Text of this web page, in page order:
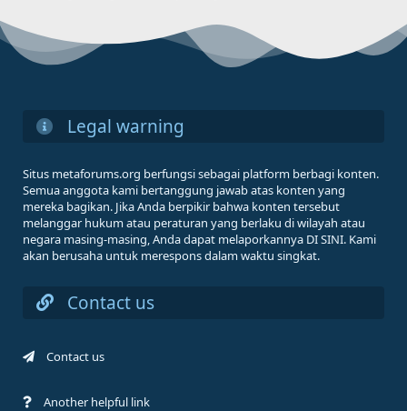
Legal warning
Situs metaforums.org berfungsi sebagai platform berbagi konten.
Semua anggota kami bertanggung jawab atas konten yang
mereka bagikan. Jika Anda berpikir bahwa konten tersebut
melanggar hukum atau peraturan yang berlaku di wilayah atau
negara masing-masing, Anda dapat melaporkannya DI SINI. Kami
akan berusaha untuk merespons dalam waktu singkat.
Contact us
Contact us
Another helpful link